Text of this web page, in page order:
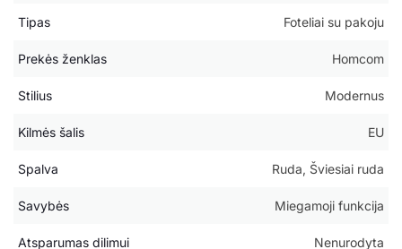
Tipas Foteliai su pakoju
Prekės ženklas Homcom
Stilius Modernus
Kilmės šalis EU
Spalva Ruda, Šviesiai ruda
Savybės Miegamoji funkcija
Atsparumas dilimui Nenurodyta